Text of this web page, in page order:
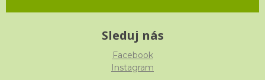
Sleduj nás
Facebook
Instagram